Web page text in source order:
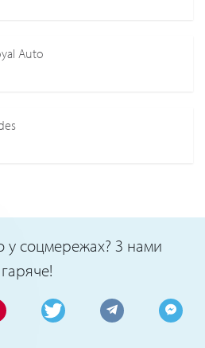
Auto
соцмережах? З нами
гаряче!